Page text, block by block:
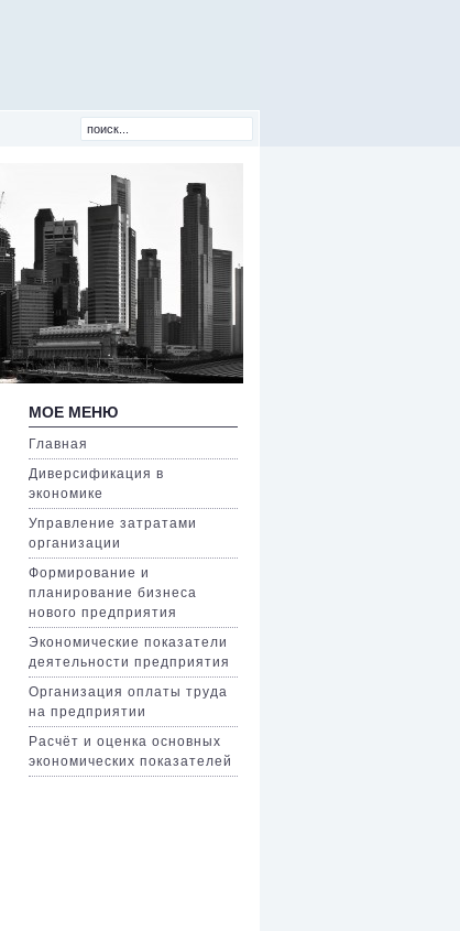
МОЕ МЕНЮ
Главная
Диверсификация в
экономике
Управление затратами
организации
Формирование и
планирование бизнеса
нового предприятия
Экономические показатели
деятельности предприятия
Организация оплаты труда
на предприятии
Расчёт и оценка основных
экономических показателей